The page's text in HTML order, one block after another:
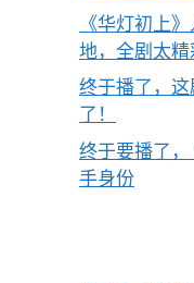
《华灯初上
地，全剧太精
终于播了，
了！
终于要播了
手身份